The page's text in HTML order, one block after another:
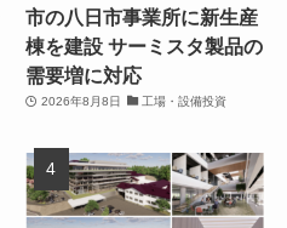
市の八日市事業所に新生産
棟を建設 サーミスタ製品の
需要増に対応
2026年8月8日 工場・設備投資